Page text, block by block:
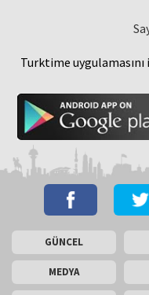
Turktime
GÜNCEL
MEDYA